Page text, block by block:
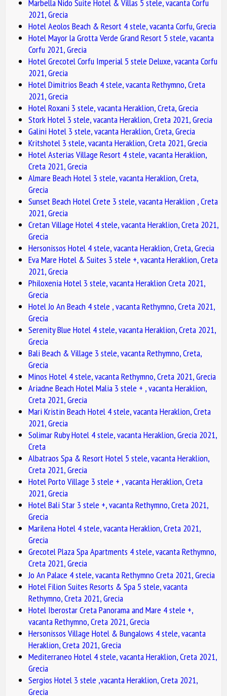
Marbella Nido Suite Hotel & Villas 5 stele, vacanta Corfu
2021, Grecia
Hotel Aeolos Beach & Resort 4 stele, vacanta Corfu, Grecia
Hotel Mayor la Grotta Verde Grand Resort 5 stele, vacanta
Corfu 2021, Grecia
Hotel Grecotel Corfu Imperial 5 stele Deluxe, vacanta Corfu
2021, Grecia
Hotel Dimitrios Beach 4 stele, vacanta Rethymno, Creta
2021, Grecia
Hotel Roxani 3 stele, vacanta Heraklion, Creta, Grecia
Stork Hotel 3 stele, vacanta Heraklion, Creta 2021, Grecia
Galini Hotel 3 stele, vacanta Heraklion, Creta, Grecia
Kritshotel 3 stele, vacanta Heraklion, Creta 2021, Grecia
Hotel Asterias Village Resort 4 stele, vacanta Heraklion,
Creta 2021, Grecia
Almare Beach Hotel 3 stele, vacanta Heraklion, Creta,
Grecia
Sunset Beach Hotel Crete 3 stele, vacanta Heraklion , Creta
2021, Grecia
Cretan Village Hotel 4 stele, vacanta Heraklion, Creta 2021,
Grecia
Hersonissos Hotel 4 stele, vacanta Heraklion, Creta, Grecia
Eva Mare Hotel & Suites 3 stele +, vacanta Heraklion, Creta
2021, Grecia
Philoxenia Hotel 3 stele, vacanta Heraklion Creta 2021,
Grecia
Hotel Jo An Beach 4 stele , vacanta Rethymno, Creta 2021,
Grecia
Serenity Blue Hotel 4 stele, vacanta Heraklion, Creta 2021,
Grecia
Bali Beach & Village 3 stele, vacanta Rethymno, Creta,
Grecia
Minos Hotel 4 stele, vacanta Rethymno, Creta 2021, Grecia
Ariadne Beach Hotel Malia 3 stele + , vacanta Heraklion,
Creta 2021, Grecia
Mari Kristin Beach Hotel 4 stele, vacanta Heraklion, Creta
2021, Grecia
Solimar Ruby Hotel 4 stele, vacanta Heraklion, Grecia 2021,
Creta
Albatraos Spa & Resort Hotel 5 stele, vacanta Heraklion,
Creta 2021, Grecia
Hotel Porto Village 3 stele + , vacanta Heraklion, Creta
2021, Grecia
Hotel Bali Star 3 stele +, vacanta Rethymno, Creta 2021,
Grecia
Marilena Hotel 4 stele, vacanta Heraklion, Creta 2021,
Grecia
Grecotel Plaza Spa Apartments 4 stele, vacanta Rethymno,
Creta 2021, Grecia
Jo An Palace 4 stele, vacanta Rethymno Creta 2021, Grecia
Hotel Filion Suites Resorts & Spa 5 stele, vacanta
Rethymno, Creta 2021, Grecia
Hotel Iberostar Creta Panorama and Mare 4 stele +,
vacanta Rethymno, Creta 2021, Grecia
Hersonissos Village Hotel & Bungalows 4 stele, vacanta
Heraklion, Creta 2021, Grecia
Mediterraneo Hotel 4 stele, vacanta Heraklion, Creta 2021,
Grecia
Sergios Hotel 3 stele ,vacanta Heraklion, Creta 2021,
Grecia